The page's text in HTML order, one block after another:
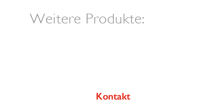
Weitere Produkte:
Kontakt